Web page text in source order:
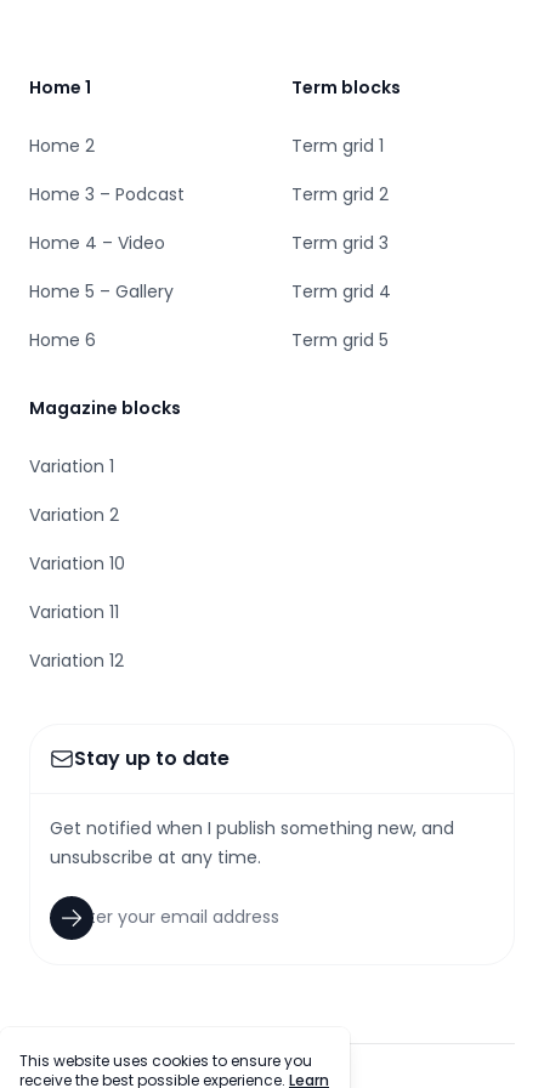
Home 1
Home 2
Home 3 – Podcast
Home 4 – Video
Home 5 – Gallery
Home 6
Term blocks
Term grid 1
Term grid 2
Term grid 3
Term grid 4
Term grid 5
Magazine blocks
Variation 1
Variation 2
Variation 10
Variation 11
Variation 12
Stay up to date
Get notified when I publish something new, and
unsubscribe at any time.
This website uses cookies to ensure you
receive the best possible experience. Learn